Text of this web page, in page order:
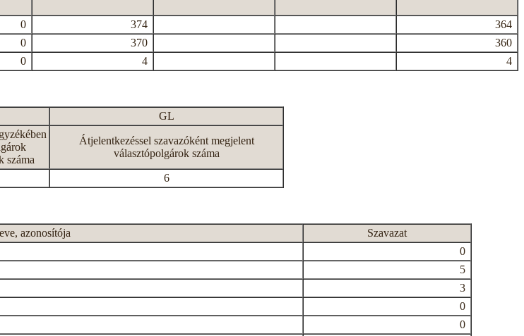
0 374
364
0 370
360
0 4 4
GL
száma
Átjelentkezéssel szavazóként megjelent
választópolgárok száma
6
azonosítója
Szavazat
0
5
3
0
0